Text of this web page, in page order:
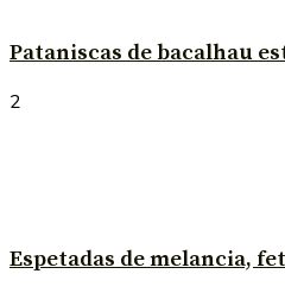
Pataniscas de bacalhau
2
Espetadas de melancia,